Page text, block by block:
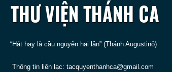
“Hát hay là cầu nguyện hai lần” (Thánh Augustinô)
Thông tin liên lạc: tacquyenthanhca@gmail.com